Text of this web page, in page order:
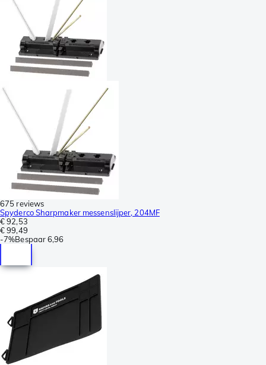
675 reviews
Spyderco Sharpmaker messenslijper, 204MF
€ 92,53
€ 99,49
-7%Bespaar6,96